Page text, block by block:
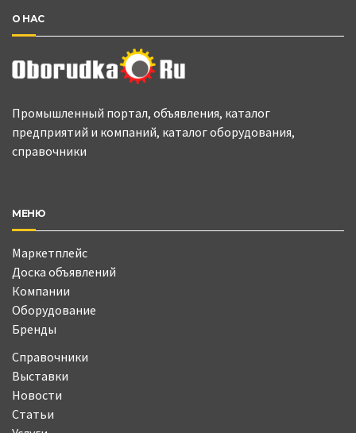
О НАС
Промышленный портал, объявления, каталог
предприятий и компаний, каталог оборудования,
справочники
МЕНЮ
Маркетплейс
Доска объявлений
Компании
Оборудование
Бренды
Справочники
Выставки
Новости
Статьи